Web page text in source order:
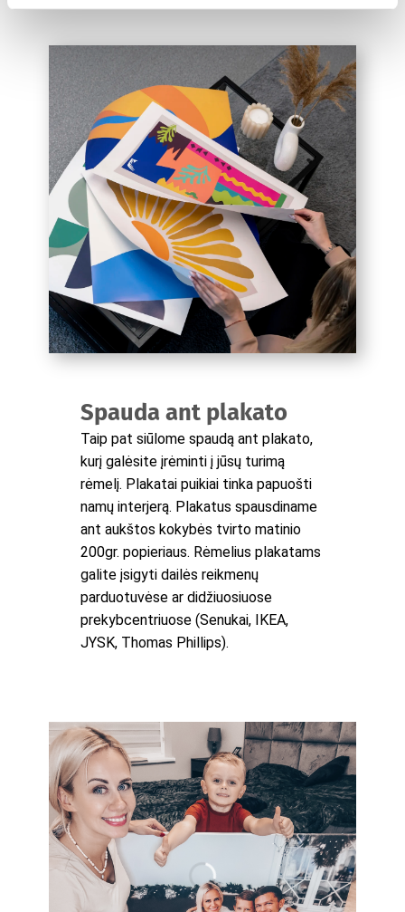
Spauda ant plakato
Taip pat siūlome spaudą ant plakato,
kurį galėsite įrėminti į jūsų turimą
rėmelį. Plakatai puikiai tinka papuošti
namų interjerą. Plakatus spausdiname
ant aukštos kokybės tvirto matinio
200gr. popieriaus. Rėmelius plakatams
galite įsigyti dailės reikmenų
parduotuvėse ar didžiuosiuose
prekybcentriuose (Senukai, IKEA,
JYSK, Thomas Phillips).